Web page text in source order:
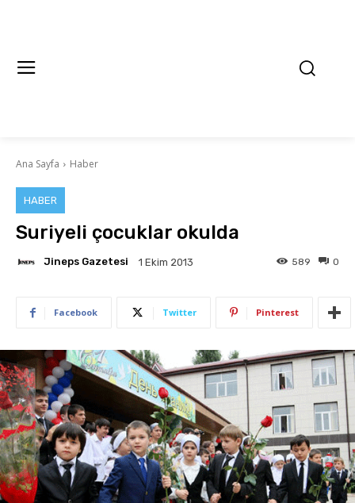
Ana Sayfa Haber
HABER
Suriyeli çocuklar okulda
Jineps Gazetesi 1 Ekim 2013 0
589
Facebook Twitter Pinterest